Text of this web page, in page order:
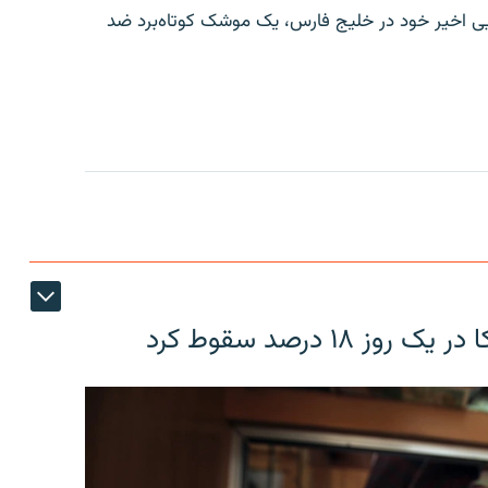
اخیر خود در خلیج فارس، یک موشک کوتاه‌برد ضد
درصد سقوط کرد